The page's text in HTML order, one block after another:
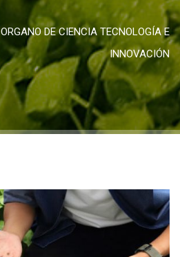
ORGANO DE CIENCIA TECNOLOGÍA E
INNOVACIÓN